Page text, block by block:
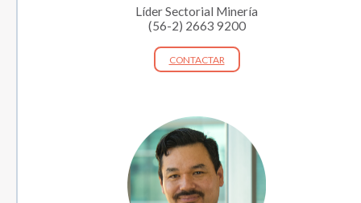
Líder Sectorial Minería
(56-2) 2663 9200
CONTACTAR